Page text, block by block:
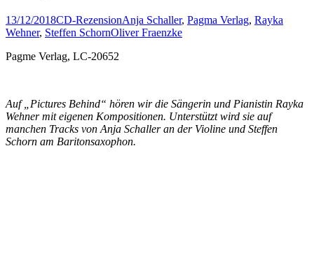
13/12/2018CD-RezensionAnja Schaller, Pagma Verlag, Rayka
Wehner, Steffen SchornOliver Fraenzke
Pagme Verlag, LC-20652
Auf „Pictures Behind“ hören wir die Sängerin und Pianistin Rayka
Wehner mit eigenen Kompositionen. Unterstützt wird sie auf
manchen Tracks von Anja Schaller an der Violine und Steffen
Schorn am Baritonsaxophon.